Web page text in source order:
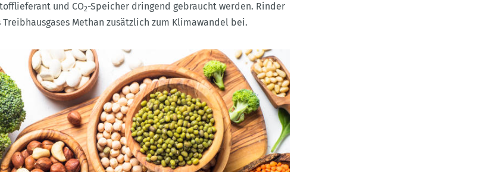
und CO2-Speicher dringend gebraucht werden. Rinder
Methan zusätzlich zum Klimawandel bei.